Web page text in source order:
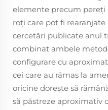
elemente precum pereți
roți care pot fi
cercetări publicate anul
combinat ambele
configurare cu
cei care au rămas la
oricine dorește să
să păstreze aproximativ